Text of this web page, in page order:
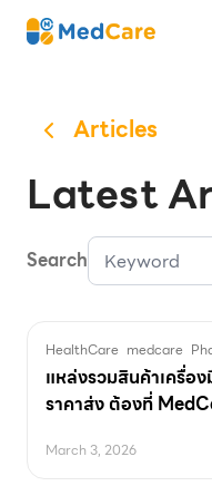
Skip
MedCare
Articles
Latest
Search
HealthCare medcare
แหล่งรวมสินค้าเครื่อ
ราคาส่ง ต้องที่
March 3, 2026